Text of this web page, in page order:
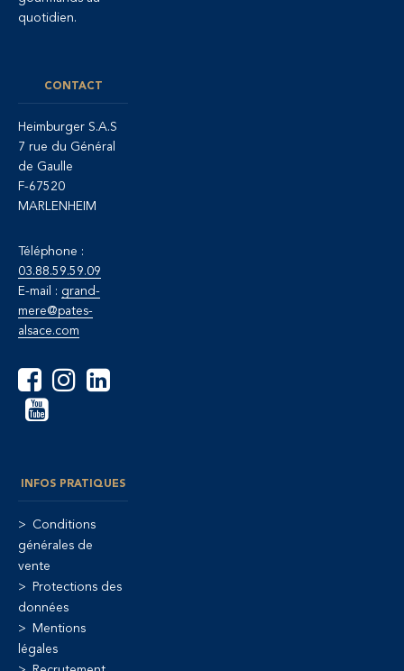
quotidien.
CONTACT
Heimburger S.A.S
7 rue du Général
de Gaulle
F-67520
MARLENHEIM
Téléphone :
03.88.59.59.09
E-mail : grand-
mere@pates-
alsace.com
INFOS PRATIQUES
Conditions
générales de
vente
Protections des
données
Mentions
légales